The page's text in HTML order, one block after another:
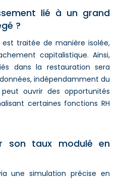
lié à un grand
?
traitée de manière isolée,
capitalistique. Ainsi,
dans la restauration sera
indépendamment du
ouvrir des opportunités
certaines fonctions RH
son taux modulé en
une simulation précise en